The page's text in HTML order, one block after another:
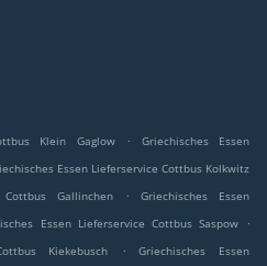
Klein Gaglow .
Griechisches Essen
Essen Lieferservice Cottbus Kolkwitz
Gallinchen .
Griechisches Essen
Essen Lieferservice Cottbus Saspow
.
Kiekebusch
.
Griechisches Essen